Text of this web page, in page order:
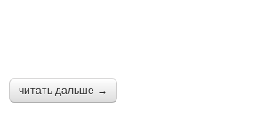
читать дальше →